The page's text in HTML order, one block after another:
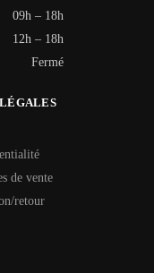
09h – 18h
12h – 18h
Fermé
de vente
retour